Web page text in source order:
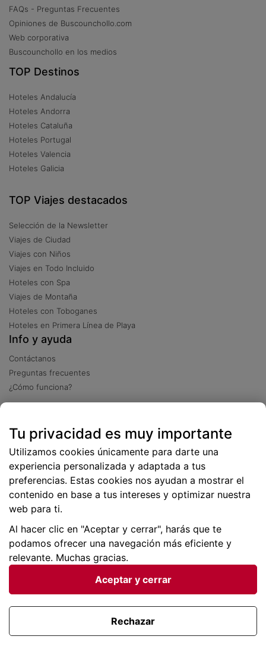
FAQs - Preguntas Frecuentes
Opiniones de Buscounchollo.com
Web corporativa
Buscounchollo en los medios
TOP Destinos
Hoteles Andalucía
Hoteles Andorra
Hoteles Cataluña
Hoteles Portugal
Hoteles Valencia
Hoteles Galicia
TOP Viajes destacados
Selección de la Newsletter
Viajes de Ciudad
Viajes con Niños
Viajes en Todo Incluido
Hoteles con Spa
Viajes de Montaña
Hoteles con Toboganes
Hoteles en Primera Línea de Playa
Info y ayuda
Contáctanos
Preguntas frecuentes
¿Cómo funciona?
Más de 2 millones de descargas
Condiciones generales |Privacidad de datos | Política
Viajes para ti SLU Copyright © BuscoUnChollo.com
Tu privacidad es muy importante
Utilizamos cookies únicamente para darte una
experiencia personalizada y adaptada a tus
preferencias. Estas cookies nos ayudan a mostrar el
contenido en base a tus intereses y optimizar nuestra
web para ti.
Al hacer clic en "Aceptar y cerrar", harás que te
podamos ofrecer una navegación más eficiente y
relevante. Muchas gracias.
Aceptar y cerrar
Rechazar